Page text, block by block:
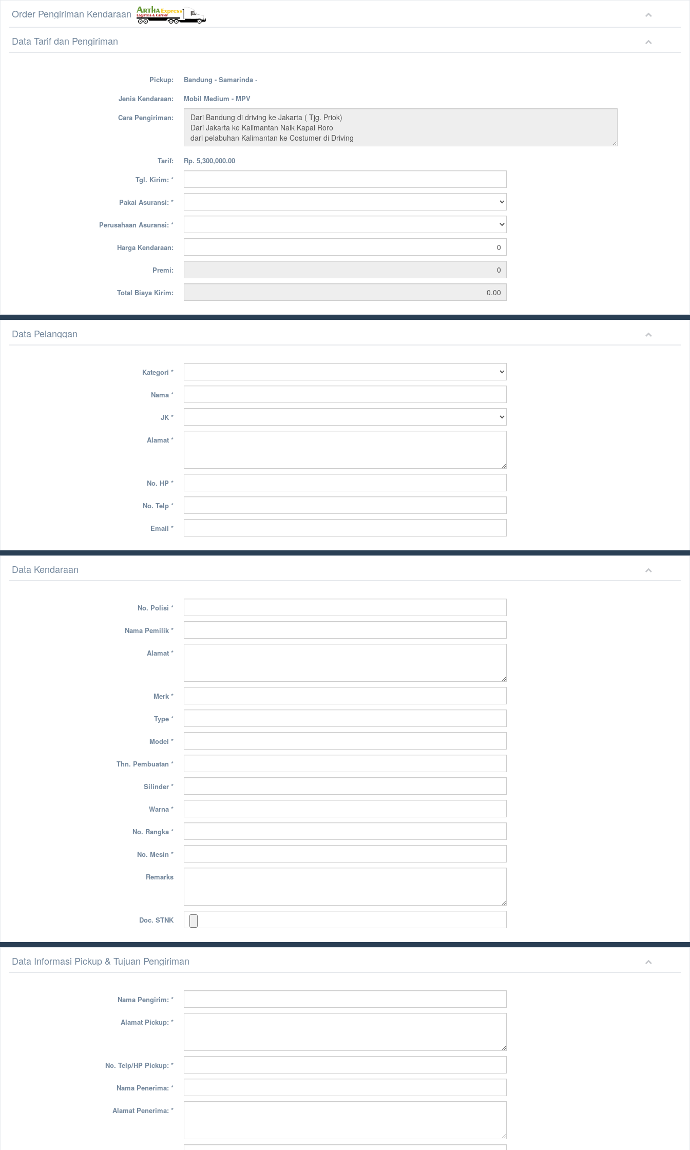
Order Pengiriman Kendaraan
Data Tarif dan Pengiriman
Pickup: Bandung - Samarinda -
Jenis Kendaraan:
Mobil Medium - MPV
Cara Pengiriman:
Tarif:
Rp. 5,300,000.00
Tgl. Kirim: *
Pakai Asuransi: *
Perusahaan Asuransi: *
Harga Kendaraan:
Premi:
Total Biaya Kirim:
Data Pelanggan
Kategori *
Nama *
JK *
Alamat *
No. HP *
No. Telp *
Email *
Data Kendaraan
No. Polisi *
Nama Pemilik *
Alamat *
Merk *
Type *
Model *
Thn. Pembuatan *
Silinder *
Warna *
No. Rangka *
No. Mesin *
Remarks
Doc. STNK
Data Informasi Pickup & Tujuan Pengiriman
Nama Pengirim: *
Alamat Pickup: *
No. Telp/HP Pickup: *
Nama Penerima: *
Alamat Penerima: *